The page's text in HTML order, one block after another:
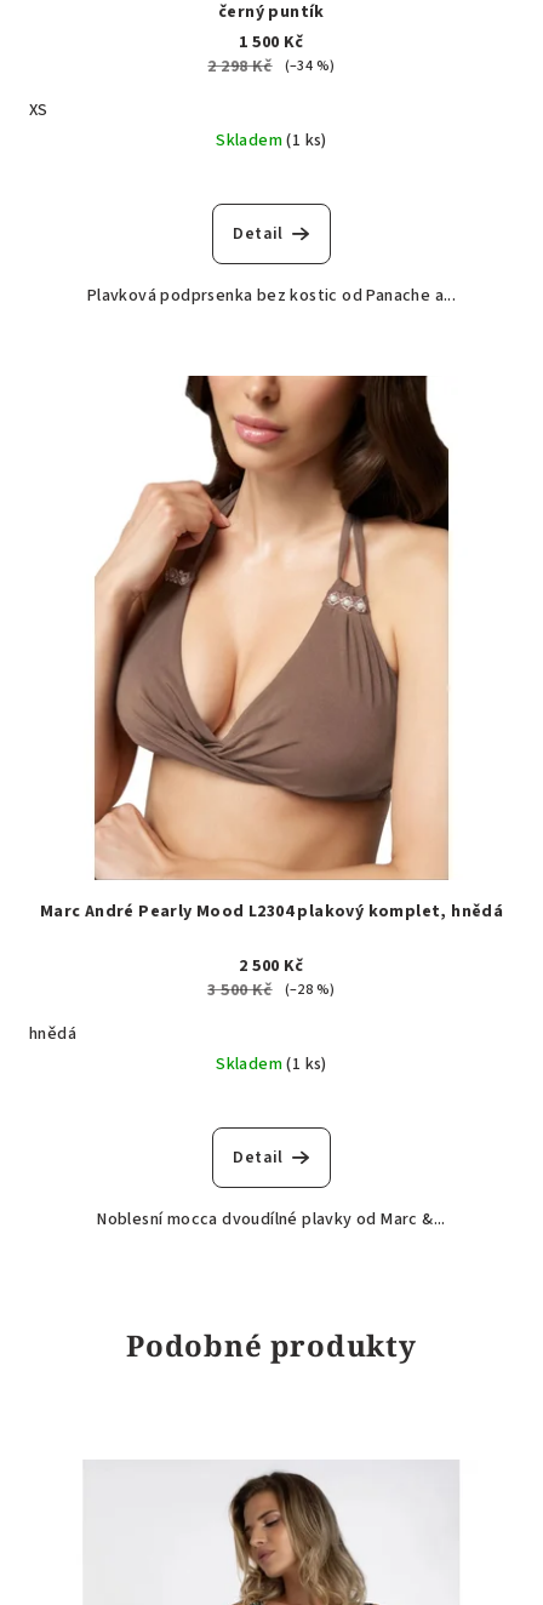
černý puntík
1 500 Kč
2 298 Kč
(–34 %)
XS
Skladem(1 ks)
Detail
Plavková podprsenka bez kostic od Panache a...
Marc André Pearly Mood L2304 plakový komplet, hnědá
2 500 Kč
3 500 Kč
(–28 %)
hnědá
Skladem(1 ks)
Detail
Noblesní mocca dvoudílné plavky od Marc &...
Podobné produkty